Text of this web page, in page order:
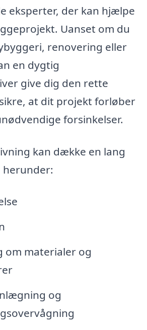
eksperter, der kan hjælpe
Uanset om du
renovering eller
en dygtig
give dig den rette
at dit projekt forløber
forsinkelser.
kan dække en lang
herunder:
om materialer og
og